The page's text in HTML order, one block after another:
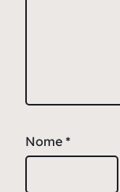
Nome *